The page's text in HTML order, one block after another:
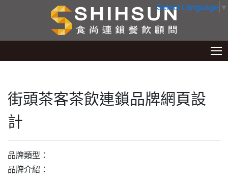
Select Language ▼
街頭茶客茶飲連鎖品牌網頁設
計
品牌類型：
品牌介紹：